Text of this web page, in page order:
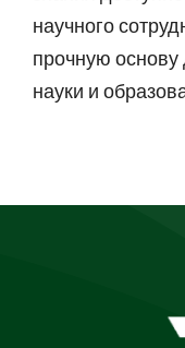
научного
прочную
науки и